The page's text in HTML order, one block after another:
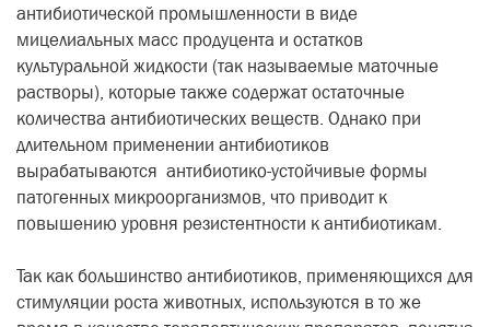
антибиотической промышленности в виде
мицелиальных масс продуцента и остатков
культуральной жидкости (так называемые маточные
растворы), которые также содержат остаточные
количества антибиотических веществ. Однако при
длительном применении антибиотиков
вырабатываются антибиотико-устойчивые формы
патогенных микроорганизмов, что приводит к
повышению уровня резистентности к антибиотикам.
Так как большинство антибиотиков, применяющихся для
стимуляции роста животных, используются в то же